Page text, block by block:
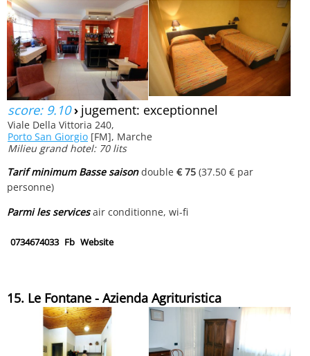
score: 9.10› jugement: exceptionnel
Viale Della Vittoria 240,
Porto San Giorgio [FM], Marche
Milieu grand hotel: 70 lits
Tarif minimum Basse saisondouble€ 75 (37.50 € par
personne)
Parmi les servicesair conditionne, wi-fi
0734674033 Fb Website
15. Le Fontane - Azienda Agrituristica